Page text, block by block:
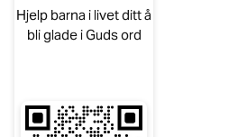
Hjelp barna i livet ditt å
bli glade i Guds ord